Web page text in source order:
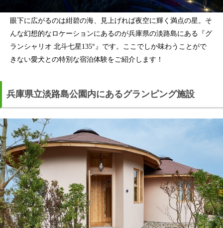
眼下に広がるのは紺碧の海、見上げれば夜空に輝く満点の星。そ
んな幻想的なロケーションにあるのが兵庫県の淡路島にある『グ
ランシャリオ 北斗七星135°』です。ここでしか味わうことがで
きない愛犬との特別な宿泊体験をご紹介します！
兵庫県立淡路島公園内にあるグランピング施設